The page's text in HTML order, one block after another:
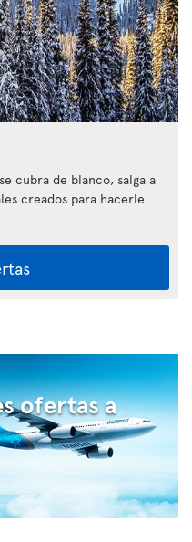
cubra de blanco, salga a
creados para hacerle
ofertas a